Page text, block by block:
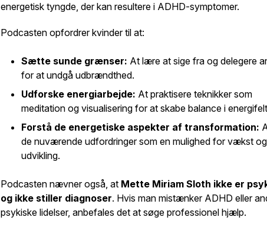
energetisk tyngde, der kan resultere i ADHD-symptomer.
Podcasten opfordrer kvinder til at:
Sætte sunde grænser: At lære at sige fra og delegere
for at undgå udbrændthed.
Udforske energiarbejde: At praktisere teknikker som
meditation og visualisering for at skabe balance i
Forstå de energetiske aspekter af transformation:
de nuværende udfordringer som en mulighed for vækst og
udvikling.
Podcasten nævner også, at Mette Miriam Sloth ikke er
og ikke stiller diagnoser. Hvis man mistænker ADHD eller
psykiske lidelser, anbefales det at søge professionel hjælp.